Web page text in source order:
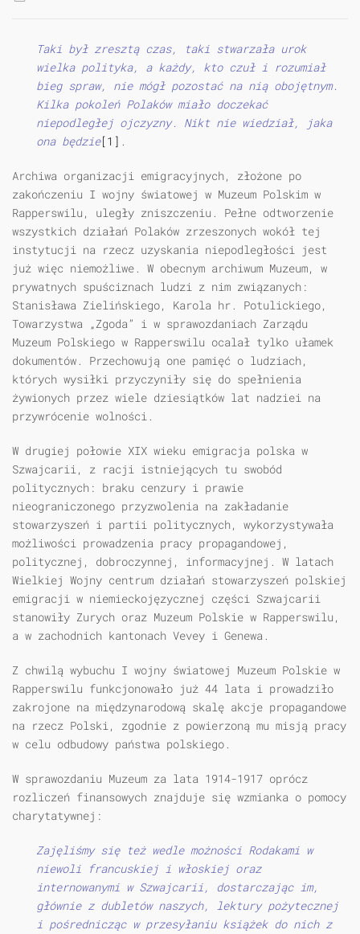
Taki był zresztą czas, taki stwarzała urok
wielka polityka, a każdy, kto czuł i rozumiał
bieg spraw, nie mógł pozostać na nią obojętnym.
Kilka pokoleń Polaków miało doczekać
niepodległej ojczyzny. Nikt nie wiedział, jaka
ona będzie[1] .
Archiwa organizacji emigracyjnych, złożone po
zakończeniu I wojny światowej w Muzeum Polskim w
Rapperswilu, uległy zniszczeniu. Pełne odtworzenie
wszystkich działań Polaków zrzeszonych wokół tej
instytucji na rzecz uzyskania niepodległości jest
już więc niemożliwe. W obecnym archiwum Muzeum, w
prywatnych spuściznach ludzi z nim związanych:
Stanisława Zielińskiego, Karola hr. Potulickiego,
Towarzystwa „Zgoda” i w sprawozdaniach Zarządu
Muzeum Polskiego w Rapperswilu ocalał tylko ułamek
dokumentów. Przechowują one pamięć o ludziach,
których wysiłki przyczyniły się do spełnienia
żywionych przez wiele dziesiątków lat nadziei na
przywrócenie wolności.
W drugiej połowie XIX wieku emigracja polska w
Szwajcarii, z racji istniejących tu swobód
politycznych: braku cenzury i prawie
nieograniczonego przyzwolenia na zakładanie
stowarzyszeń i partii politycznych, wykorzystywała
możliwości prowadzenia pracy propagandowej,
politycznej, dobroczynnej, informacyjnej. W latach
Wielkiej Wojny centrum działań stowarzyszeń polskiej
emigracji w niemieckojęzycznej części Szwajcarii
stanowiły Zurych oraz Muzeum Polskie w Rapperswilu,
a w zachodnich kantonach Vevey i Genewa.
Z chwilą wybuchu I wojny światowej Muzeum Polskie w
Rapperswilu funkcjonowało już 44 lata i prowadziło
zakrojone na międzynarodową skalę akcje propagandowe
na rzecz Polski, zgodnie z powierzoną mu misją pracy
w celu odbudowy państwa polskiego.
W sprawozdaniu Muzeum za lata 1914-1917 oprócz
rozliczeń finansowych znajduje się wzmianka o pomocy
charytatywnej:
Zajęliśmy się też wedle możności Rodakami w
niewoli francuskiej i włoskiej oraz
internowanymi w Szwajcarii, dostarczając im,
głównie z dubletów naszych, lektury pożytecznej
i pośrednicząc w przesyłaniu książek do nich z